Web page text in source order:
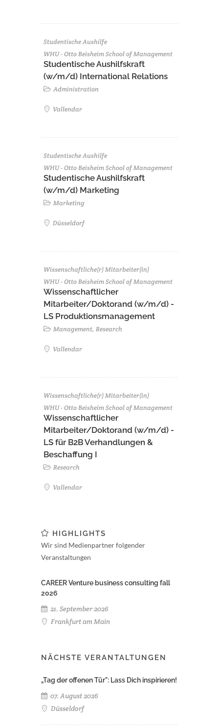
Studentische Aushilfe
WHU - Otto Beisheim School of Management
Studentische Aushilfskraft
(w/m/d) International Relations
Administration
Vallendar
Studentische Aushilfe
WHU - Otto Beisheim School of Management
Studentische Aushilfskraft
(w/m/d) Marketing
Marketing
Düsseldorf
Wissenschaftliche(r) Mitarbeiter(in)
WHU - Otto Beisheim School of Management
Wissenschaftlicher
Mitarbeiter/Doktorand (w/m/d) -
LS Produktionsmanagement
Management, Research
Vallendar
Wissenschaftliche(r) Mitarbeiter(in)
WHU - Otto Beisheim School of Management
Wissenschaftlicher
Mitarbeiter/Doktorand (w/m/d) -
LS für B2B Verhandlungen &
Beschaffung I
Research
Vallendar
HIGHLIGHTS
Wir sind Medienpartner folgender
Veranstaltungen
CAREER Venture business consulting fall
2026
21. September 2026
Frankfurt am Main
NÄCHSTE VERANTALTUNGEN
„Tag der offenen Tür": Lass Dich inspirieren!
07. August 2026
Düsseldorf